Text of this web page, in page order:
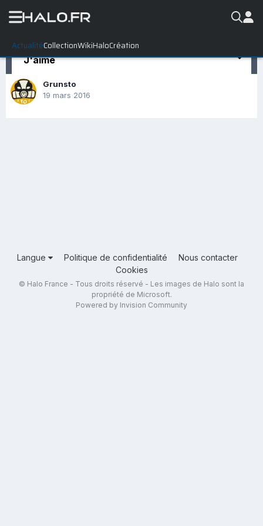
ActualitéCollectionWikiHaloCréation
J'aime
Grunsto
19 mars 2016
Langue Politique de confidentialité
Nous contacter
Cookies
© Halo France - Tous droits réservé - Les images de Halo sont la
propriété de Microsoft.
Powered by Invision Community